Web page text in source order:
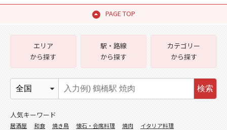
PAGE TOP
エリア
から探す
駅・路線
から探す
カテゴリー
から探す
検索
人気キーワード
居酒屋 和食 焼き鳥 懐石・会席料理 焼肉
イタリア料理